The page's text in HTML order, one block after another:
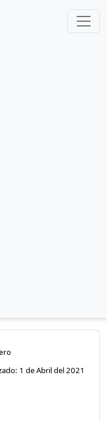
1 de Abril del 2021